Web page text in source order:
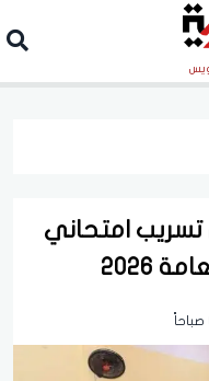
تسريب امتحاني
2026